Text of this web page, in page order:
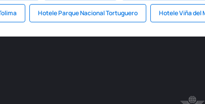
Hotele Parque Nacional Tortuguero Hotele Viña del